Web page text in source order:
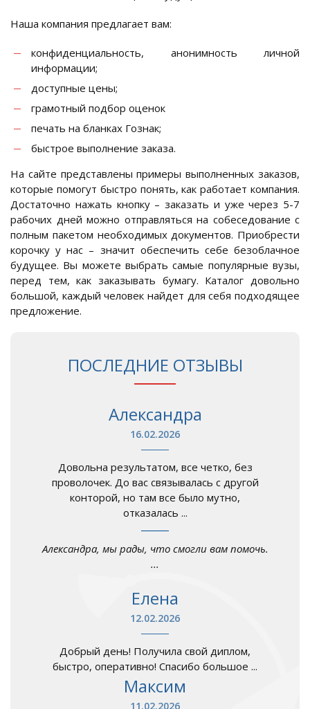
Наша компания предлагает вам:
конфиденциальность, анонимность личной
информации;
доступные цены;
грамотный подбор оценок
печать на бланках Гознак;
быстрое выполнение заказа.
На сайте представлены примеры выполненных заказов,
которые помогут быстро понять, как работает компания.
Достаточно нажать кнопку – заказать и уже через 5-7
рабочих дней можно отправляться на собеседование с
полным пакетом необходимых документов. Приобрести
корочку у нас – значит обеспечить себе безоблачное
будущее. Вы можете выбрать самые популярные вузы,
перед тем, как заказывать бумагу. Каталог довольно
большой, каждый человек найдет для себя подходящее
предложение.
ПОСЛЕДНИЕ ОТЗЫВЫ
Александра
16.02.2026
Довольна результатом, все четко, без
проволочек. До вас связывалась с другой
конторой, но там все было мутно,
отказалась ...
Александра, мы рады, что смогли вам помочь.
...
Елена
12.02.2026
Добрый день! Получила свой диплом,
быстро, оперативно! Спасибо большое ...
Максим
11.02.2026